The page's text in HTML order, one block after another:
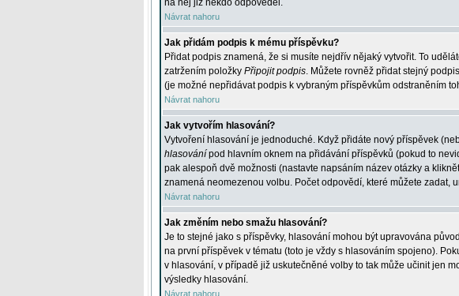
na něj již někdo odpověděl.
Návrat nahoru
Jak přidám podpis k mému příspěvku?
Přidat podpis znamená, že si musíte nejdřív nějaký vytvořit. To
zatržením položky Připojit podpis. Můžete rovněž přidat stejný
(je možné nepřidávat podpis k vybraným příspěvkům odstraněním
Návrat nahoru
Jak vytvořím hlasování?
Vytvoření hlasování je jednoduché. Když přidáte nový příspěvek
hlasování pod hlavním oknem na přidávání příspěvků (pokud to
pak alespoň dvě možnosti (nastavte napsáním název otázky a
znamená neomezenou volbu. Počet odpovědí, které můžete zadat,
Návrat nahoru
Jak změním nebo smažu hlasování?
Je to stejné jako s příspěvky, hlasování mohou být upravována
na první příspěvek v tématu (toto je vždy s hlasováním spojeno).
v hlasování, v případě již uskutečněné volby to tak může učinit jen
výsledky hlasování.
Návrat nahoru